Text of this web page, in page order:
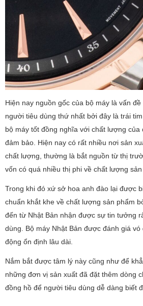
Hiện nay nguồn gốc của bộ máy là vấn
người tiêu dùng thứ nhất bởi đây là trái
bộ máy tốt đồng nghĩa với chất lượng
đảm bảo. Hiện nay có rất nhiều nơi sản
chất lượng, thường là bắt nguồn từ thị
vốn có quá nhiều thị phi về chất lượng sản
Trong khi đó xứ sở hoa anh đào lại được
chuẩn khắt khe về chất lượng sản phẩm
đến từ Nhật Bản nhận được sự tin tưởng
dùng. Bộ máy Nhật Bản được đánh giá
động ổn định lâu dài.
Nắm bắt được tâm lý này cũng như để
những đơn vị sản xuất đã đặt thêm dòng
đồng hồ để người tiêu dùng dễ dàng biết